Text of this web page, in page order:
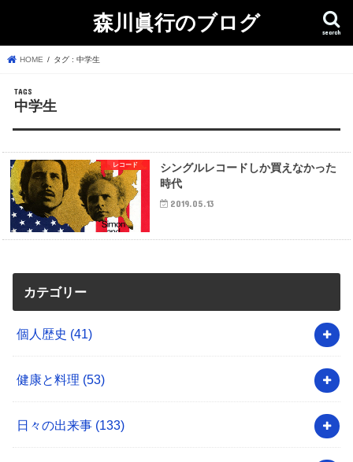
森川眞行のブログ search
HOME タグ : 中学生
中学生
レコード
シングルレコードしか買えなかった
時代
2019.05.13
カテゴリー
個人歴史 (41)
健康と料理 (53)
日々の出来事 (133)